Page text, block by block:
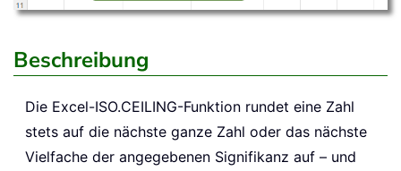
Beschreibung
Die Excel-ISO.CEILING-Funktion rundet eine Zahl
stets auf die nächste ganze Zahl oder das nächste
Vielfache der angegebenen Signifikanz auf – und